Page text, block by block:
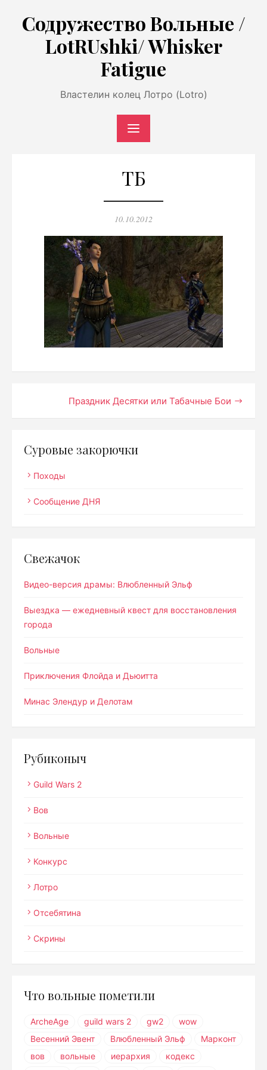
содержимому
Содружество Вольные /
LotRUshki/ Whisker
Fatigue
Властелин колец Лотро (Lotro)
ТБ
Опубликовано
10.10.2012
Навигация
записям
Праздник Десятки или Табачные Бои
Суровые закорючки
Походы
Сообщение ДНЯ
Свежачок
Видео-версия драмы: Влюбленный Эльф
Выездка — ежедневный квест для восстановления
города
Вольные
Приключения Флойда и Дьюитта
Минас Элендур и Делотам
Рубиконыч
Guild Wars 2
Вов
Вольные
Конкурс
Лотро
Отсебятина
Скрины
Что вольные пометили
ArcheAge guild wars 2 gw2
wow
Весенний Эвент
Влюбленный Эльф
Марконт
вов
вольные иерархия
кодекс